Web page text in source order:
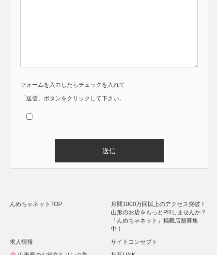
フォームを入力したらチェックを入れて
「送信」ボタンをクリックして下さい。
んめちゃネットTOP
月間1000万回以上のアクセス突破！
山形のお店をもっとPRしませんか？
「んめちゃネット」掲載店舗募集
中！
求人情報
サイトコンセプト